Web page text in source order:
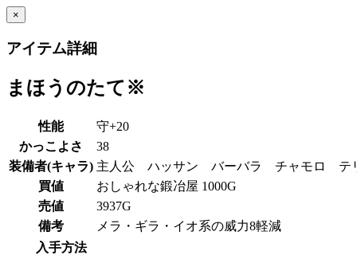
×
アイテム詳細
まほうのたて※
性能
守+20
かっこよさ
38
装備者(キャラ) 主人公 ハッサン バーバラ チャモロ
買値
おしゃれな鍛冶屋 1000G
売値
3937G
備考
メラ・ギラ・イオ系の威力8軽減
入手方法